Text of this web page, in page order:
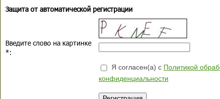
Защита от автоматической регистрации
Введите слово на картинке
*:
Я согласен(а) с Политикой
конфиденциальности